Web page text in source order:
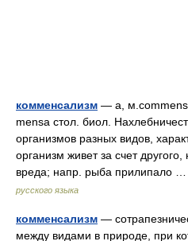
комменсализм — а,
mensa стол. биол.
организмов разных видов,
организм живет за счет
вреда; напр. рыба прилипало
русского языка
комменсализм —
между видами в природе, при